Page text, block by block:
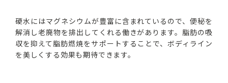
硬水にはマグネシウムが豊富に含まれているので、便秘を
解消し老廃物を排出してくれる働きがあります。脂肪の吸
収を抑えて脂肪燃焼をサポートすることで、ボディライン
を美しくする効果も期待できます。